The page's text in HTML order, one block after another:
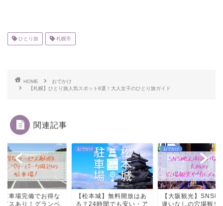
ひとり旅 札幌市
HOME
おでかけ
【札幌】ひとり旅人気スポット8選！大人女子のひとり旅ガイド
関連記事
駐車場完備でお得な
ビスあり！グランベ
おでかけ
【松本城】無料開放はあ
る？24時間でも安い・ア
おでかけ
【大阪観光】SNS映
違いなしの穴場観光